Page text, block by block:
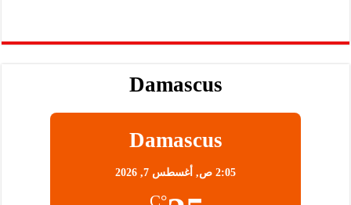
Damascus
Damascus
2:05 ص, أغسطس 7, 2026
°C